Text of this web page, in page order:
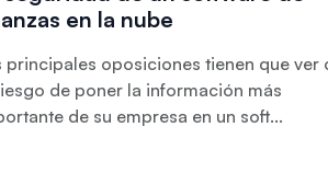
en la nube
principales oposiciones tienen que ver
de poner la información más
de su empresa en un soft...